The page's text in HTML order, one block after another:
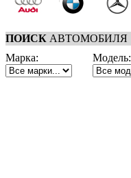
ПОИСК АВТОМОБИЛЯ
Марка:
Модель: